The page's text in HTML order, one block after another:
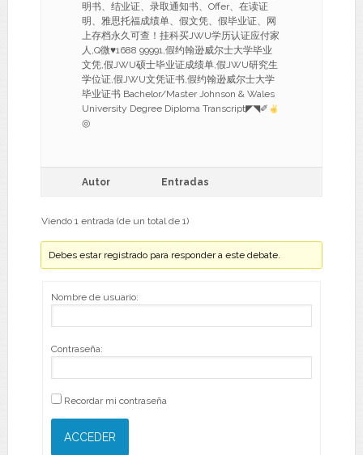
明书、结业证、录取通知书、Offer、在读证
明、雅思托福成绩单、假文凭、假毕业证、网
上存档永久可查！挂科买JWU学历认证应付家
人,Q微♥1688 99991,假约翰逊威尔士大学毕业
文凭,假JWU硕士毕业证成绩单,假JWU研究生
学位证,假JWU文凭证书,假约翰逊威尔士大学
毕业证书 Bachelor/Master Johnson & Wales
University Degree Diploma Transcript◤◥✐
◎
Autor Entradas
Viendo 1 entrada (de un total de 1)
Debes estar registrado para responder a este debate.
Nombre de usuario:
Contraseña:
Recordar mi contraseña
ACCEDER